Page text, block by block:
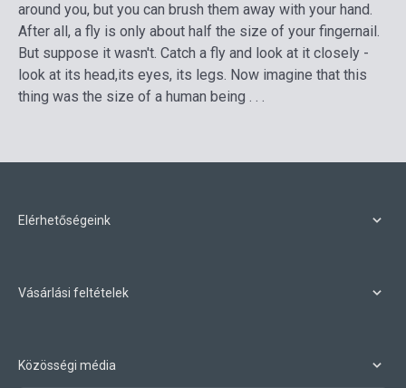
around you, but you can brush them away with your hand.
After all, a fly is only about half the size of your fingernail.
But suppose it wasn't. Catch a fly and look at it closely -
look at its head,its eyes, its legs. Now imagine that this
thing was the size of a human being . . .
Elérhetőségeink
Vásárlási feltételek
Közösségi média